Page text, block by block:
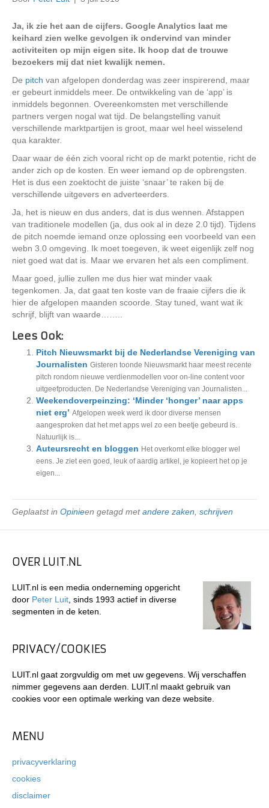
Ja, ik zie het aan de cijfers. Google Analytics laat me
keihard zien welke gevolgen ik ondervind van minder
activiteiten op mijn eigen site. Ik hoop dat de trouwe
bezoekers mij dat niet kwalijk nemen.
De pitch van afgelopen donderdag was zeer inspirerend, maar
er gebeurt inmiddels meer. De ontwikkeling van de ‘app’ is
inmiddels begonnen. Overeenkomsten met verschillende
partners vergen nogal wat tijd. De belangstelling vanuit
verschillende marktpartijen is groot, maar wel heel wisselend
qua karakter.
Daar waar de één zich vooral richt op de markt potentie, richt de
ander zich op de kosten. En weer iemand op de opbrengsten.
Het is dus een zoektocht de juiste ‘snaar’ te raken bij de
verschillende uitgevers en adverteerders.
Ja, het is nieuw en dus anders, dat is dus wennen. Afstappen
van traditionele modellen (ja, dus ook al in deze 2.0 tijd). Tijdens
de pitch noemde iemand onze oplossing een voorbeeld van een
webn 3.0 omgeving. Ik moet toegeven, ik weet eigenlijk zelf nog
niet goed wat dat is. Maar we ervaren het als een compliment.
Maar goed, jullie zullen me dus hier wat minder vaak
tegenkomen. Ja, dat gaat ten koste van de fraaie cijfers die ik
hier de afgelopen maanden scoorde. Stay tuned, want wat ik
schrijf, blijft van waarde……..
Lees Ook:
Pitch Nieuwsmarkt bij de Nederlandse Vereniging van
Journalisten Gisteren toonde Nieuwsmarkt haar meest recente
pitch rondom nieuwe verdienmodellen voor on-line content voor
uitgeefproducten. De Nederlandse Vereniging van Journalisten...
Weekendoverpeinzing: ‘Minder ‘honger’ naar apps
niet erg’ Afgelopen week werd ik door diverse mensen
aangesproken dat het met apps wel zo een beetje gebeurd is.
Natuurlijk is...
Auteursrecht en bloggen Het overkomt elke blogger wel
eens. Je ziet een goed, leuk of aardig artikel, je kopieert het op je
eigen...
Geplaatst in Opinieen getagd metandere zaken schrijven
OVER LUIT.NL
LUIT.nl is een media onderneming opgericht
door Peter Luit , sinds 1993 actief in diverse
segmenten in de keten.
PRIVACY/COOKIES
LUIT.nl gaat zorgvuldig om met uw gegevens. Wij verschaffen
nimmer gegevens aan derden. LUIT.nl maakt gebruik van
cookies voor een optimale werking van deze website.
MENU
privacyverklaring
cookies
disclaimer